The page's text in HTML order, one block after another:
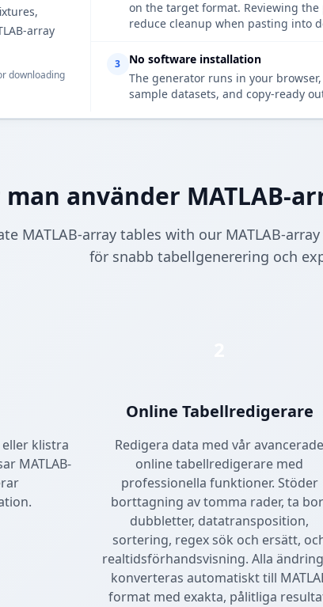
array
downloading
on the target format. Reviewing
reduce cleanup when pasting into
3
No software installation
The generator runs in your
sample datasets, and copy-ready
man använder MATLAB-
MATLAB-array tables with our MATLAB-
för snabb tabellgenerering och
eller klistra
MATLAB-
Online Tabellredigerare
Redigera data med vår avancerade
online tabellredigerare med
professionella funktioner. Stöder
borttagning av tomma rader, ta
dubbletter, datatransposition,
sortering, regex sök och ersätt,
realtidsförhandsvisning. Alla
konverteras automatiskt till
format med exakta, pålitliga